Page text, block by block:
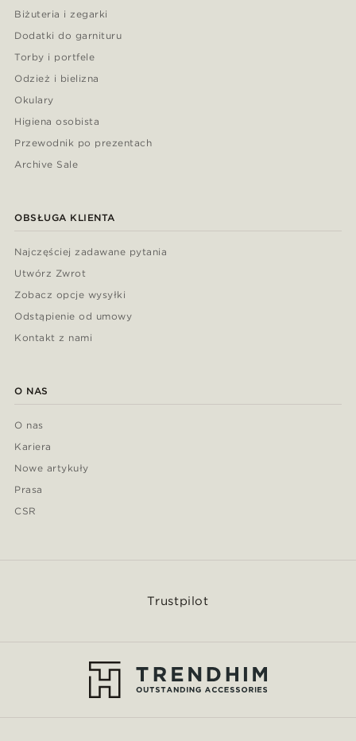
Biżuteria i zegarki
Dodatki do garnituru
Torby i portfele
Odzież i bielizna
Okulary
Higiena osobista
Przewodnik po prezentach
Archive Sale
OBSŁUGA KLIENTA
Najczęściej zadawane pytania
Utwórz Zwrot
Zobacz opcje wysyłki
Odstąpienie od umowy
Kontakt z nami
O NAS
O nas
Kariera
Nowe artykuły
Prasa
CSR
Trustpilot